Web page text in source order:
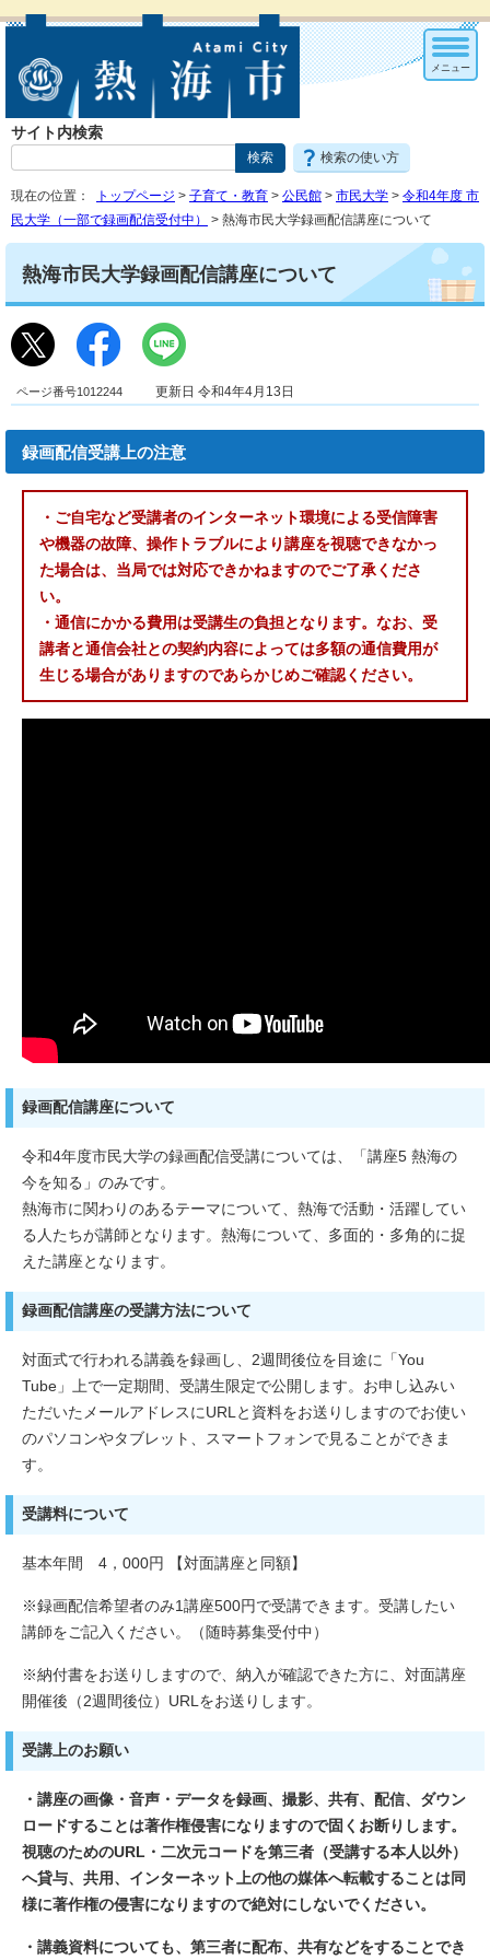
サイト内検索
検索の使い方
メニュー
現在の位置： トップページ > 子育て・教育 > 公民館 > 市民大学 > 令和4年度 市
民大学（一部で録画配信受付中）
> 熱海市民大学録画配信講座について
熱海市民大学録画配信講座について
ページ番号1012244 更新日 令和4年4月13日
録画配信受講上の注意
・ご自宅など受講者のインターネット環境による受信障害
や機器の故障、操作トラブルにより講座を視聴できなかっ
た場合は、当局では対応できかねますのでご了承くださ
い。
・通信にかかる費用は受講生の負担となります。なお、受
講者と通信会社との契約内容によっては多額の通信費用が
生じる場合がありますのであらかじめご確認ください。
録画配信講座について
令和4年度市民大学の録画配信受講については、「講座5 熱海の
今を知る」のみです。
熱海市に関わりのあるテーマについて、熱海で活動・活躍してい
る人たちが講師となります。熱海について、多面的・多角的に捉
えた講座となります。
録画配信講座の受講方法について
対面式で行われる講義を録画し、2週間後位を目途に「You
Tube」上で一定期間、受講生限定で公開します。お申し込みい
ただいたメールアドレスにURLと資料をお送りしますのでお使い
のパソコンやタブレット、スマートフォンで見ることができま
す。
受講料について
基本年間 4，000円 【対面講座と同額】
※録画配信希望者のみ1講座500円で受講できます。受講したい
講師をご記入ください。（随時募集受付中）
※納付書をお送りしますので、納入が確認できた方に、対面講座
開催後（2週間後位）URLをお送りします。
受講上のお願い
・講座の画像・音声・データを録画、撮影、共有、配信、ダウン
ロードすることは著作権侵害になりますので固くお断りします。
視聴のためのURL・二次元コードを第三者（受講する本人以外）
へ貸与、共用、インターネット上の他の媒体へ転載することは同
様に著作権の侵害になりますので絶対にしないでください。
・講義資料についても、第三者に配布、共有などをすることでき